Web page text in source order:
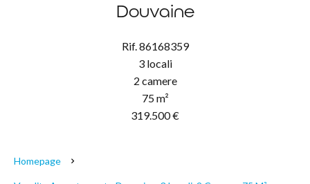
Douvaine
Rif. 86168359
3 locali
2 camere
75 m²
319.500 €
Homepage